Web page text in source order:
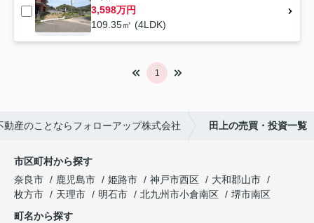
3,598万円
109.35㎡ (4LDK)
1
動産のことならフォローアップ株式会社 田上の売買・投資一覧
市区町村から探す
奈良市
鹿児島市 姫路市 神戸市西区
大和郡山市
枚方市
天理市 明石市 北九州市小倉南区
堺市南区
町名から探す